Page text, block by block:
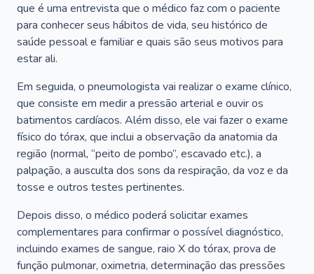
que é uma entrevista que o médico faz com o paciente
para conhecer seus hábitos de vida, seu histórico de
saúde pessoal e familiar e quais são seus motivos para
estar ali.
Em seguida, o pneumologista vai realizar o exame clínico,
que consiste em medir a pressão arterial e ouvir os
batimentos cardíacos. Além disso, ele vai fazer o exame
físico do tórax, que inclui a observação da anatomia da
região (normal, “peito de pombo”, escavado etc.), a
palpação, a ausculta dos sons da respiração, da voz e da
tosse e outros testes pertinentes.
Depois disso, o médico poderá solicitar exames
complementares para confirmar o possível diagnóstico,
incluindo exames de sangue, raio X do tórax, prova de
função pulmonar, oximetria, determinação das pressões